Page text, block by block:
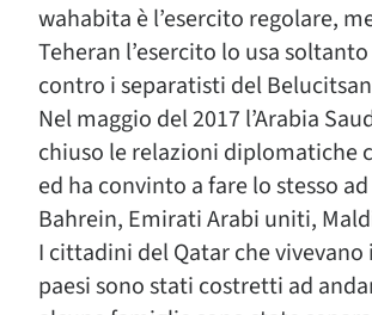
wahabita è l’esercito regolare,
Teheran l’esercito lo usa
contro i separatisti del
Nel maggio del 2017 l’Arabia
chiuso le relazioni diplomatiche
ed ha convinto a fare lo stesso
Bahrein, Emirati Arabi uniti,
I cittadini del Qatar che vivevano
paesi sono stati costretti ad